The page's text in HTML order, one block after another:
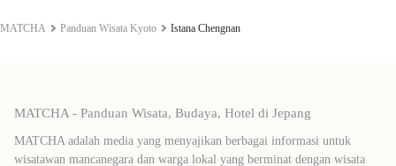
MATCHA Panduan Wisata Kyoto Istana Chengnan
MATCHA - Panduan Wisata, Budaya, Hotel di Jepang
MATCHA adalah media yang menyajikan berbagai informasi untuk
wisatawan mancanegara dan warga lokal yang berminat dengan wisata